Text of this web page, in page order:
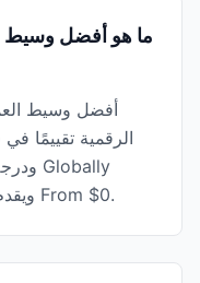
ما هو أفضل وسيط
Regulated ويقدم رسوم تداول تبدأ من From $0.